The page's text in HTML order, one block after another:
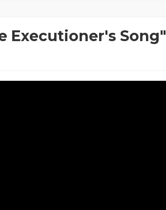
Executioner's Song"